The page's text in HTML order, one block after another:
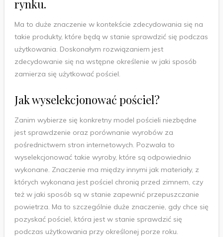
rynku.
Ma to duże znaczenie w kontekście zdecydowania się na
takie produkty, które będą w stanie sprawdzić się podczas
użytkowania. Doskonałym rozwiązaniem jest
zdecydowanie się na wstępne określenie w jaki sposób
zamierza się użytkować pościel.
Jak wyselekcjonować pościel?
Zanim wybierze się konkretny model pościeli niezbędne
jest sprawdzenie oraz porównanie wyrobów za
pośrednictwem stron internetowych. Pozwala to
wyselekcjonować takie wyroby, które są odpowiednio
wykonane. Znaczenie ma między innymi jak materiały, z
których wykonana jest pościel chronią przed zimnem, czy
też w jaki sposób są w stanie zapewnić przepuszczanie
powietrza. Ma to szczególnie duże znaczenie, gdy chce się
pozyskać pościel, która jest w stanie sprawdzić się
podczas użytkowania przy określonej porze roku.